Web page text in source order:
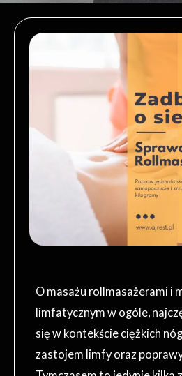
O masażu rollmasażerami i
limfatycznym w ogóle,
się w kontekście ciężkich
zastojem limfy oraz